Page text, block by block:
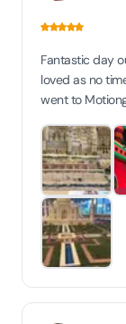
Fantastic day
loved as no
went to